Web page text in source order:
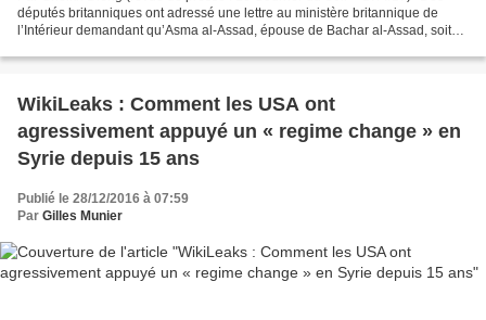
députés britanniques ont adressé une lettre au ministère britannique de
l’Intérieur demandant qu’Asma al-Assad, épouse de Bachar al-Assad, soit
WikiLeaks : Comment les USA ont
agressivement appuyé un « regime change » en
Syrie depuis 15 ans
Publié le 28/12/2016 à 07:59
Par Gilles Munier